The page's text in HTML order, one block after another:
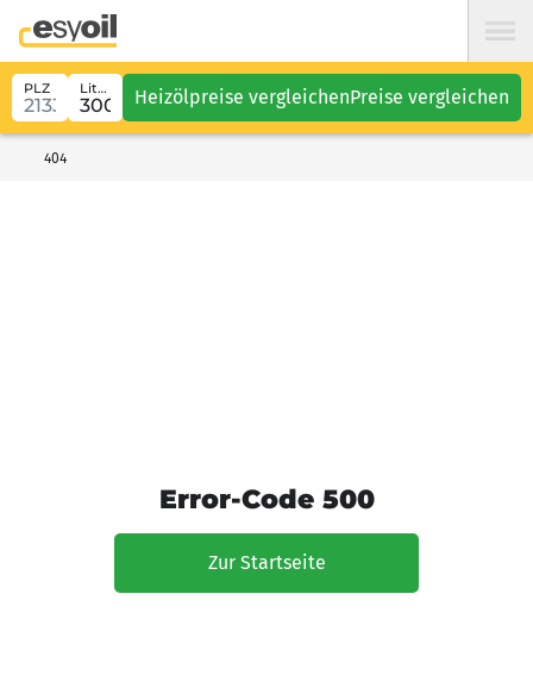
PLZ Liter Heizölpreise vergleichenPreise vergleichen
404
Error-Code 500
Zur Startseite